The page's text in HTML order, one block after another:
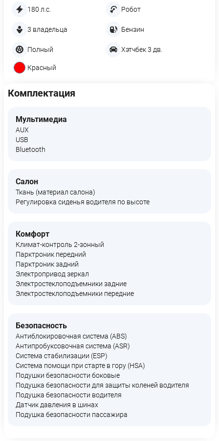
180 л.с. Робот
3 владельца Бензин
Полный Хэтчбек 3 дв.
Красный
Комплектация
Мультимедиа
AUX
USB
Bluetooth
Салон
Ткань (материал салона)
Регулировка сиденья водителя по высоте
Комфорт
Климат-контроль 2-зонный
Парктроник передний
Парктроник задний
Электропривод зеркал
Электростеклоподъемники задние
Электростеклоподъемники передние
Безопасность
Антиблокировочная система (ABS)
Антипробуксовочная система (ASR)
Система стабилизации (ESP)
Система помощи при старте в гору (HSA)
Подушки безопасности боковые
Подушка безопасности для защиты коленей водителя
Подушка безопасности водителя
Датчик давления в шинах
Подушка безопасности пассажира